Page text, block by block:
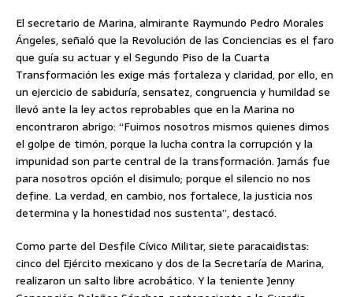
El secretario de Marina, almirante Raymundo Pedro Morales
Ángeles, señaló que la Revolución de las Conciencias es el faro
que guía su actuar y el Segundo Piso de la Cuarta
Transformación les exige más fortaleza y claridad, por ello, en
un ejercicio de sabiduría, sensatez, congruencia y humildad se
llevó ante la ley actos reprobables que en la Marina no
encontraron abrigo: “Fuimos nosotros mismos quienes dimos
el golpe de timón, porque la lucha contra la corrupción y la
impunidad son parte central de la transformación. Jamás fue
para nosotros opción el disimulo; porque el silencio no nos
define. La verdad, en cambio, nos fortalece, la justicia nos
determina y la honestidad nos sustenta”, destacó.
Como parte del Desfile Cívico Militar, siete paracaidistas:
cinco del Ejército mexicano y dos de la Secretaría de Marina,
realizaron un salto libre acrobático. Y la teniente Jenny